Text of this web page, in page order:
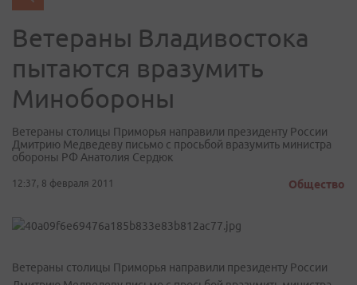
Ветераны Владивостока
пытаются вразумить
Минобороны
Ветераны столицы Приморья направили президенту России
Дмитрию Медведеву письмо с просьбой вразумить министра
обороны РФ Анатолия Сердюк
12:37, 8 февраля 2011 Общество
Ветераны столицы Приморья направили президенту России